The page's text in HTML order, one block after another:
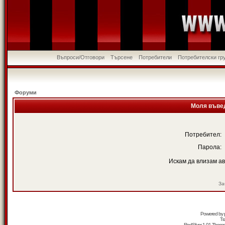
Въпроси/Отговори Търсене Потребители Потребителски
Форуми
Моля
Потребител:
Парола:
Искам да влизам
Powered by